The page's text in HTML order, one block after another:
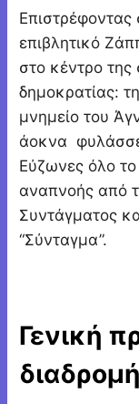
επιβλητικό
στο κέντρο της
δημοκρατίας:
μνημείο του
άοκνα
Εύζωνες όλο
αναπνοής από
Συντάγματος
“Σύνταγμα”.
Γενική